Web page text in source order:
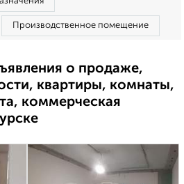
Производственное помещение
о продаже,
квартиры, комнаты,
коммерческая